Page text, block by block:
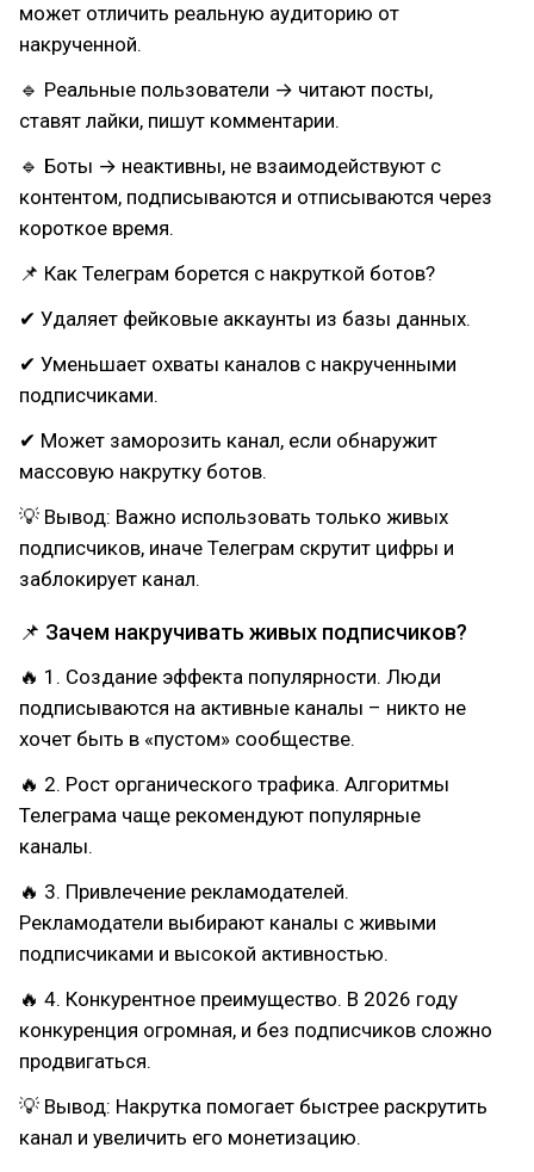
может отличить реальную аудиторию от
накрученной.
🔹 Реальные пользователи → читают посты,
ставят лайки, пишут комментарии.
🔹 Боты → неактивны, не взаимодействуют с
контентом, подписываются и отписываются через
короткое время.
📌 Как Телеграм борется с накруткой ботов?
✔ Удаляет фейковые аккаунты из базы данных.
✔ Уменьшает охваты каналов с накрученными
подписчиками.
✔ Может заморозить канал, если обнаружит
массовую накрутку ботов.
💡 Вывод: Важно использовать только живых
подписчиков, иначе Телеграм скрутит цифры и
заблокирует канал.
📌 Зачем накручивать живых подписчиков?
🔥 1. Создание эффекта популярности. Люди
подписываются на активные каналы – никто не
хочет быть в «пустом» сообществе.
🔥 2. Рост органического трафика. Алгоритмы
Телеграма чаще рекомендуют популярные
каналы.
🔥 3. Привлечение рекламодателей.
Рекламодатели выбирают каналы с живыми
подписчиками и высокой активностью.
🔥 4. Конкурентное преимущество. В 2026 году
конкуренция огромная, и без подписчиков сложно
продвигаться.
💡 Вывод: Накрутка помогает быстрее раскрутить
канал и увеличить его монетизацию.